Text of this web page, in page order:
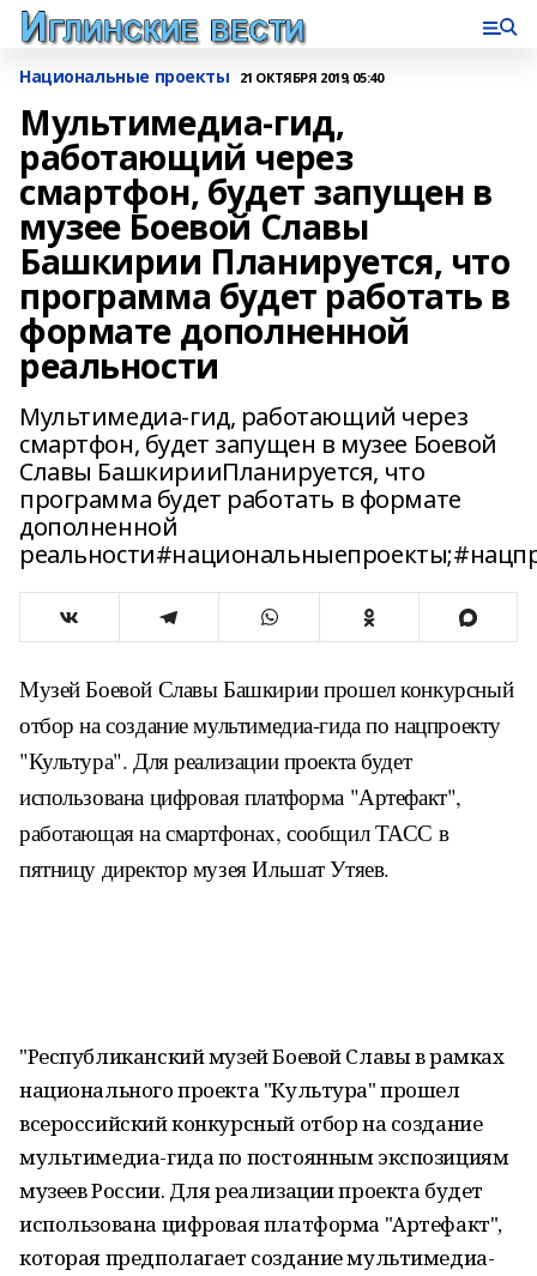
Национальные проекты 21 ОКТЯБРЯ 2019, 05:40
Мультимедиа-гид,
работающий через
смартфон, будет запущен в
музее Боевой Славы
Башкирии Планируется, что
программа будет работать в
формате дополненной
реальности
Мультимедиа-гид, работающий через
смартфон, будет запущен в музее Боевой
Славы БашкирииПланируется, что
программа будет работать в формате
дополненной
Музей Боевой Славы Башкирии прошел конкурсный
отбор на создание мультимедиа-гида по нацпроекту
"Культура". Для реализации проекта будет
использована цифровая платформа "Артефакт",
работающая на смартфонах, сообщил ТАСС в
пятницу директор музея Ильшат Утяев.
"Республиканский музей Боевой Славы в рамках
национального проекта "Культура" прошел
всероссийский конкурсный отбор на создание
мультимедиа-гида по постоянным экспозициям
музеев России. Для реализации проекта будет
использована цифровая платформа "Артефакт",
которая предполагает создание мультимедиа-